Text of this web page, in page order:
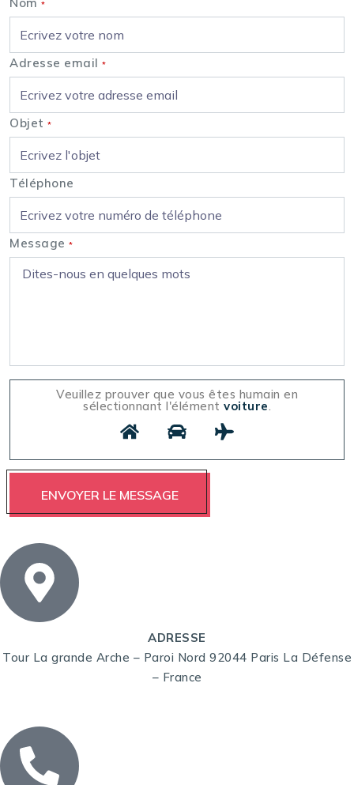
*
Adresse email *
Objet *
Téléphone
Message *
Veuillez prouver que vous êtes humain en
sélectionnant l'élément voiture.
ADRESSE
Tour La grande Arche – Paroi Nord 92044 Paris La Défense
– France